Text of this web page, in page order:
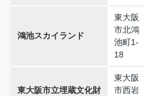
鴻池スカイランド
東大阪
市北鴻
池町1-
18
東大阪市立埋蔵文化財
東大阪
市西岩